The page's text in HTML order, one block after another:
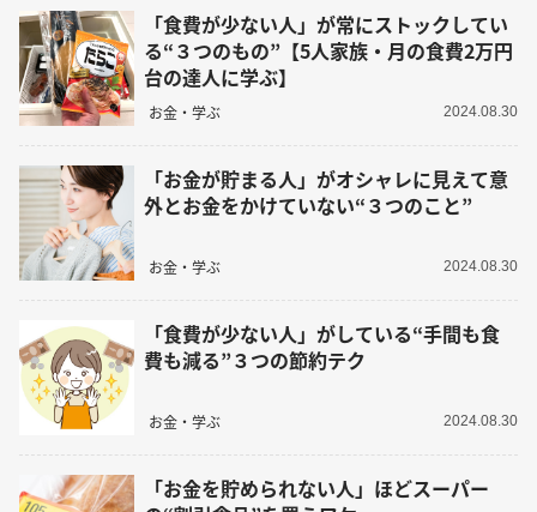
「食費が少ない人」が常にストックしてい
る“３つのもの”【5人家族・月の食費2万円
台の達人に学ぶ】
お金・学ぶ 2024.08.30
「お金が貯まる人」がオシャレに見えて意
外とお金をかけていない“３つのこと”
お金・学ぶ 2024.08.30
「食費が少ない人」がしている“手間も食
費も減る”３つの節約テク
お金・学ぶ 2024.08.30
「お金を貯められない人」ほどスーパー